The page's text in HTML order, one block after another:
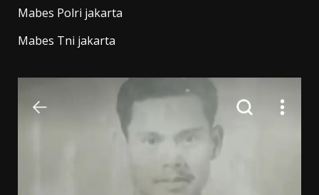
Mabes Polri jakarta
Mabes Tni jakarta